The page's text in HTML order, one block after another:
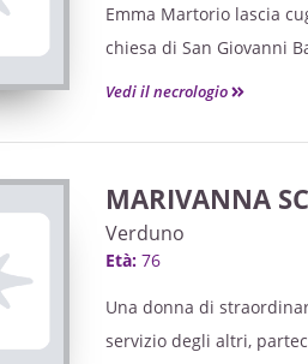
Si ringraziano quanti si
Un particolare
Emma Martorio lascia
chiesa di San Giovanni
Vedi il necrologio
MARIVANNA
Verduno
Età: 76
Una donna di
servizio degli altri,